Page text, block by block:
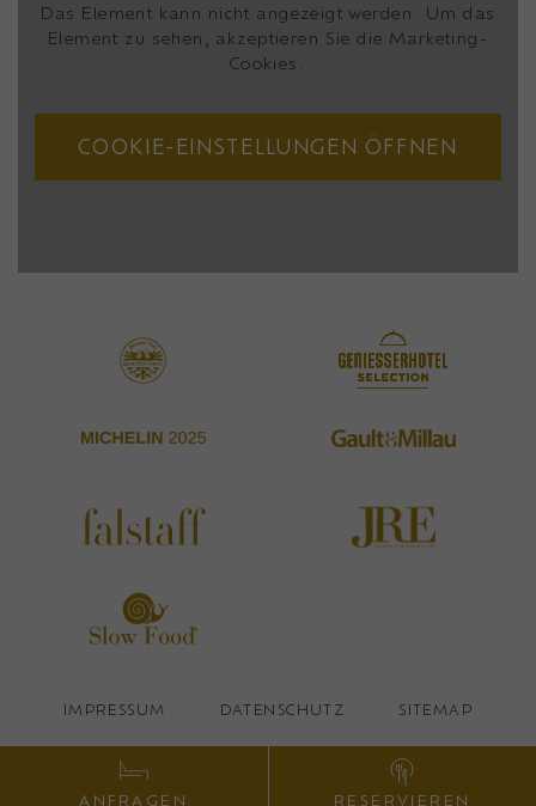
ANFRAGEN RESERVIEREN
Das Element kann nicht angezeigt werden. Um das
Element zu sehen, akzeptieren Sie die Marketing-
Cookies.
COOKIE-EINSTELLUNGEN ÖFFNEN
IMPRESSUM DATENSCHUTZ SITEMAP